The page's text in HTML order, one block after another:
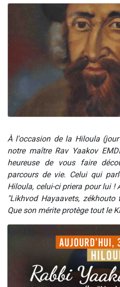
Il reste 49
12 nouvelles
À l'occasion de la Hiloula
notre maître Rav Yaakov
heureuse de vous faire
parcours de vie. Celui qui
Hiloula, celui-ci priera pour lui !
"Likhvod Hayaavets, zékhouto
Que son mérite protège tout le